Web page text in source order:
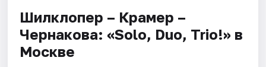
События
Города
Шилклопер – Крамер –
Чернакова: «Solo, Duo, Trio!» в
Москве